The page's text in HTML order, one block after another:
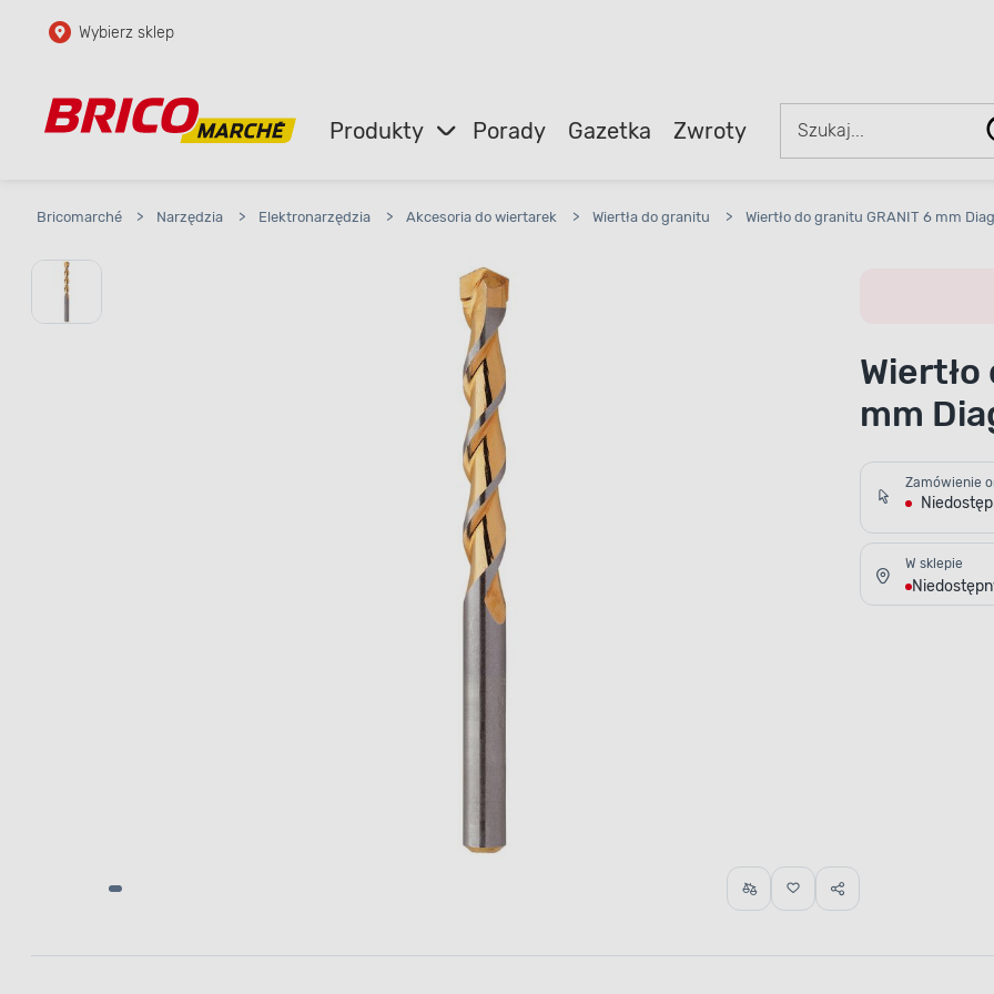
Przejdź do głównej zawartości
Przejdź do wyszukiwarki
Wybierz sklep
Produkty Porady Gazetka Zwroty
Bricomarché > Narzędzia > Elektronarzędzia > Akcesoria do wiertarek > Wiertła do granitu > Wiertło do granitu GRANIT 6 mm
mm
Zamówienie
W sklepie